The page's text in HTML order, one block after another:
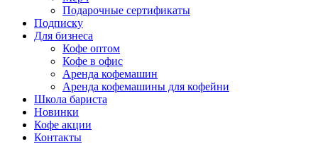
Подарочные сертификаты
Подписку
Для бизнеса
Кофе оптом
Кофе в офис
Аренда кофемашин
Аренда кофемашины для кофейни
Школа бариста
Новинки
Кофе акции
Контакты